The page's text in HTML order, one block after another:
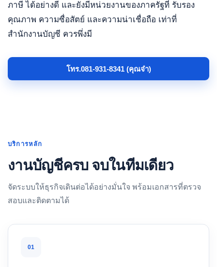
ภาษี ได้อย่างดี และยังมีหน่วยงานของภาครัฐที่ รับรอง
คุณภาพ ความซื่อสัตย์ และความน่าเชื่อถือ เท่าที่
สำนักงานบัญชี ควรพึ่งมี
โทร.081-931-8341 (คุณจ๋า)
บริการหลัก
งานบัญชีครบ จบในทีมเดียว
จัดระบบให้ธุรกิจเดินต่อได้อย่างมั่นใจ พร้อมเอกสารที่ตรวจ
สอบและติดตามได้
01